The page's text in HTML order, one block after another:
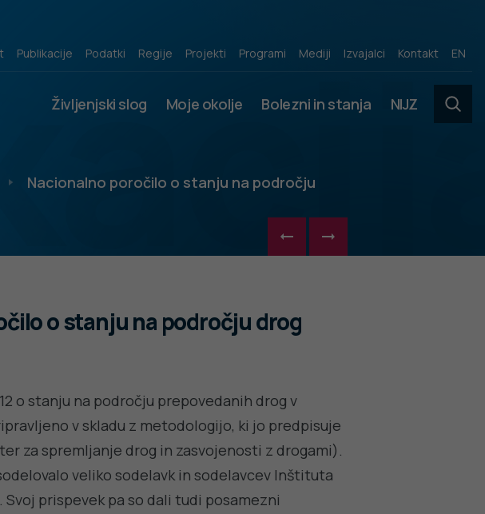
Publikacije Podatki Regije Projekti Programi Mediji Izvajalci Kontakt EN
Življenjski slog Moje okolje Bolezni in stanja NIJZ
Nacionalno poročilo o stanju na področju
o stanju na področju drog
o stanju na področju prepovedanih drog v
v skladu z metodologijo, ki jo predpisuje
za spremljanje drog in zasvojenosti z drogami).
veliko sodelavk in sodelavcev Inštituta
Svoj prispevek pa so dali tudi posamezni